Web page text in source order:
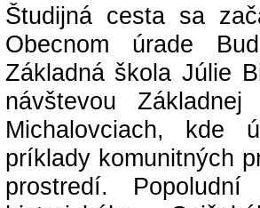
Študijná cesta sa
Obecnom úrade
Základná škola Júlie
návštevou
Michalovciach, kde
príklady komunitných
prostredí.